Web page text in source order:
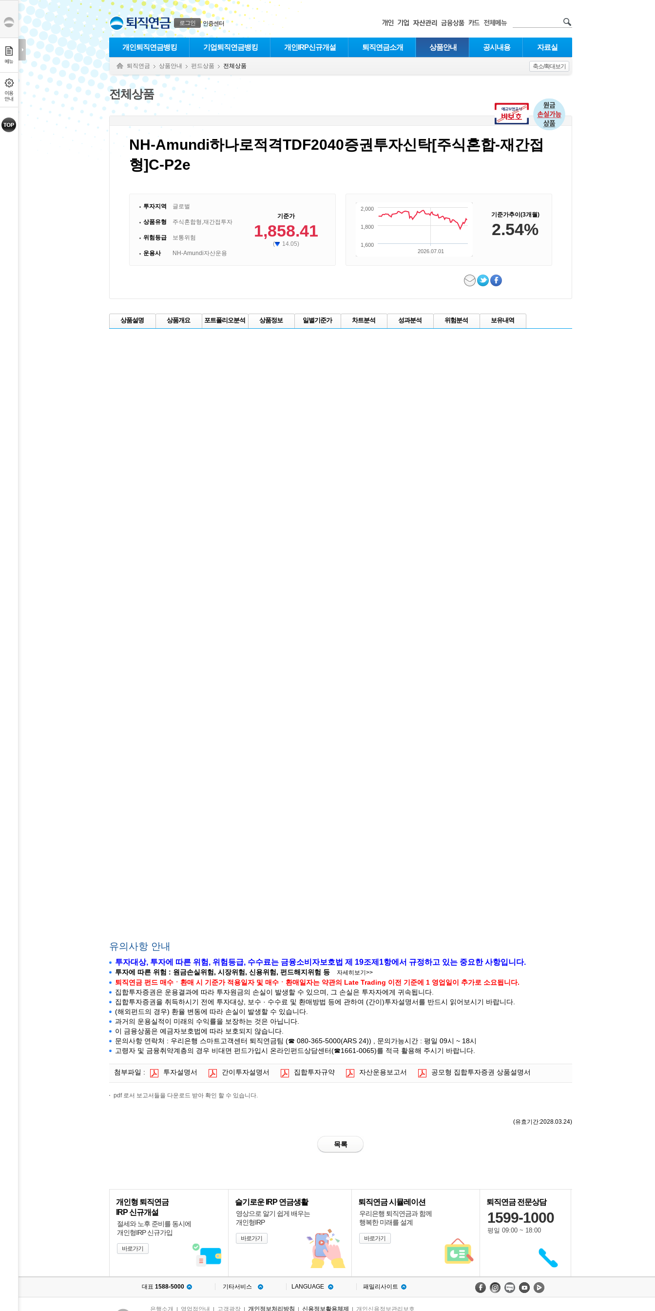
본문으로 바로가기
푸터 바로가기
로그인 인증센터
개인퇴직연금뱅킹 기업퇴직연금뱅킹 개인IRP신규개설 퇴직연금소개 상품안내 공시내용 자료실
퇴직연금 상품안내 펀드상품 전체상품 축소/확대보기
전체상품
NH-Amundi하나로적격TDF2040증권투자신탁[주식혼합-재간접
형]C-P2e
투자지역 글로벌
상품유형 주식혼합형,재간접투자
위험등급 보통위험
운용사 NH-Amundi자산운용
기준가
1,858.41
( 14.05)
2026.07.01
1,600
1,800
2,000
기준가추이(3개월)
2.54%
상품설명 상품개요 포트폴리오분석 상품정보 일별기준가 차트분석 성과분석 위험분석 보유내역
유의사항 안내
투자대상, 투자에 따른 위험, 위험등급, 수수료는 금융소비자보호법 제 19조제1항에서 규정하고 있는 중요한 사항입니다.
투자에 따른 위험 : 원금손실위험, 시장위험, 신용위험, 펀드해지위험 등 자세히보기>>
퇴직연금 펀드 매수ㆍ환매 시 기준가 적용일자 및 매수ㆍ환매일자는 약관의 Late Trading 이전 기준에 1 영업일이 추가로 소요됩니다.
집합투자증권은 운용결과에 따라 투자원금의 손실이 발생할 수 있으며, 그 손실은 투자자에게 귀속됩니다.
집합투자증권을 취득하시기 전에 투자대상, 보수 · 수수료 및 환매방법 등에 관하여 (간이)투자설명서를 반드시 읽어보시기 바랍니다.
(해외펀드의 경우) 환율 변동에 따라 손실이 발생할 수 있습니다.
과거의 운용실적이 미래의 수익률을 보장하는 것은 아닙니다.
이 금융상품은 예금자보호법에 따라 보호되지 않습니다.
문의사항 연락처 : 우리은행 스마트고객센터 퇴직연금팀 (☎ 080-365-5000(ARS 24)) , 문의가능시간 : 평일 09시 ~ 18시
고령자 및 금융취약계층의 경우 비대면 펀드가입시 온라인펀드상담센터(☎1661-0065)를 적극 활용해 주시기 바랍니다.
첨부파일 : 투자설명서 간이투자설명서 집합투자규약 자산운용보고서 공모형 집합투자증권 상품설명서
pdf 로서 보고서들을 다운로드 받아 확인 할 수 있습니다.
(유효기간:2028.03.24)
목록
개인형 퇴직연금
IRP 신규개설
절세와 노후 준비를 동시에
개인형IRP 신규가입
바로가기
슬기로운 IRP 연금생활
영상으로 알기 쉽게 배우는
개인형IRP
바로가기
퇴직연금 시뮬레이션
우리은행 퇴직연금과 함께
행복한 미래를 설계
바로가기
퇴직연금 전문상담
1599-1000
평일 09:00 ~ 18:00
대표 1588-5000 기타서비스 LANGUAGE 패밀리사이트
은행소개 영업점안내 고객광장 개인정보처리방침 신용정보활용체제 개인신용정보관리보호